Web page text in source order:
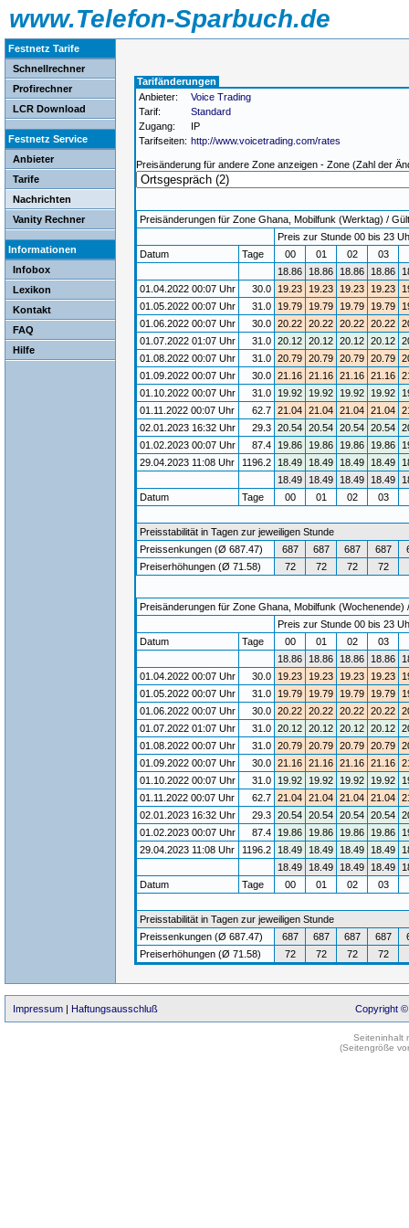
www.Telefon-Sparbuch.de
Festnetz Tarife
Schnellrechner
Profirechner
LCR Download
Festnetz Service
Anbieter
Tarife
Nachrichten
Vanity Rechner
Informationen
Infobox
Lexikon
Kontakt
FAQ
Hilfe
Tarifänderungen
Anbieter:
Voice Trading
Tarif:
Standard
Zugang:
IP
Tarifseiten: http://www.voicetrading.com/rates
Preisänderung für andere Zone anzeigen - Zone (Zahl der
Preisänderungen für Zone Ghana, Mobilfunk (Werktag) /
Preis zur Stunde 00 bis 23
Datum
Tage 00 01 02 03
18.86
18.86 18.86 18.86
01.04.2022 00:07 Uhr
30.0 19.23 19.23 19.23 19.23
01.05.2022 00:07 Uhr
31.0 19.79 19.79 19.79 19.79
01.06.2022 00:07 Uhr
30.0 20.22 20.22 20.22 20.22
01.07.2022 01:07 Uhr
31.0 20.12 20.12 20.12 20.12
01.08.2022 00:07 Uhr
31.0 20.79 20.79 20.79 20.79
01.09.2022 00:07 Uhr
30.0 21.16 21.16 21.16 21.16
01.10.2022 00:07 Uhr
31.0 19.92 19.92 19.92 19.92
01.11.2022 00:07 Uhr
62.7 21.04 21.04 21.04 21.04
02.01.2023 16:32 Uhr
29.3 20.54 20.54 20.54 20.54
01.02.2023 00:07 Uhr
87.4 19.86 19.86 19.86 19.86
29.04.2023 11:08 Uhr
1196.2 18.49 18.49 18.49 18.49
18.49
18.49 18.49 18.49
Datum
Tage 00 01 02 03
Preisstabilität in Tagen zur jeweiligen Stunde
Preissenkungen (Ø 687.47)
687 687 687 687
Preiserhöhungen (Ø 71.58)
72 72 72 72
Preisänderungen für Zone Ghana, Mobilfunk (Wochenende)
Preis zur Stunde 00 bis 23
Datum
Tage 00 01 02 03
18.86
18.86 18.86 18.86
01.04.2022 00:07 Uhr
30.0 19.23 19.23 19.23 19.23
01.05.2022 00:07 Uhr
31.0 19.79 19.79 19.79 19.79
01.06.2022 00:07 Uhr
30.0 20.22 20.22 20.22 20.22
01.07.2022 01:07 Uhr
31.0 20.12 20.12 20.12 20.12
01.08.2022 00:07 Uhr
31.0 20.79 20.79 20.79 20.79
01.09.2022 00:07 Uhr
30.0 21.16 21.16 21.16 21.16
01.10.2022 00:07 Uhr
31.0 19.92 19.92 19.92 19.92
01.11.2022 00:07 Uhr
62.7 21.04 21.04 21.04 21.04
02.01.2023 16:32 Uhr
29.3 20.54 20.54 20.54 20.54
01.02.2023 00:07 Uhr
87.4 19.86 19.86 19.86 19.86
29.04.2023 11:08 Uhr
1196.2 18.49 18.49 18.49 18.49
18.49
18.49 18.49 18.49
Datum
Tage 00 01 02 03
Preisstabilität in Tagen zur jeweiligen Stunde
Preissenkungen (Ø 687.47)
687 687 687 687
Preiserhöhungen (Ø 71.58)
72 72 72 72
Impressum | Haftungsausschluß Copyright ©
Seiteninhalt
(Seitengröße